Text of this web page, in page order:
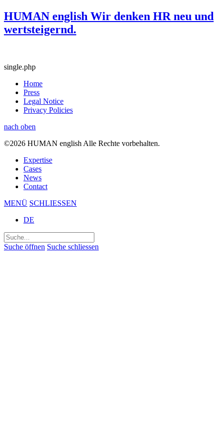
HUMAN english Wir denken HR neu und
wertsteigernd.
single.php
Home
Press
Legal Notice
Privacy Policies
nach oben
©2026 HUMAN english Alle Rechte vorbehalten.
Expertise
Cases
News
Contact
MENÜ SCHLIESSEN
DE
Suchen
nach:
Suche öffnen Suche schliessen